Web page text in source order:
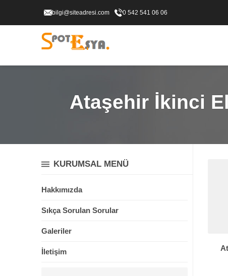
bilgi@siteadresi.com 0 542 541 06 06
Ataşehir İkinci
KURUMSAL MENÜ
Hakkımızda
Sıkça Sorulan Sorular
Galeriler
İletişim